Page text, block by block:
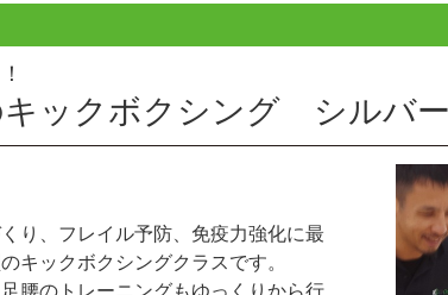
キックボクシング シルバ
り、フレイル予防、免疫力強化に最
キックボクシングクラスです。
足腰のトレーニングもゆっくりから行